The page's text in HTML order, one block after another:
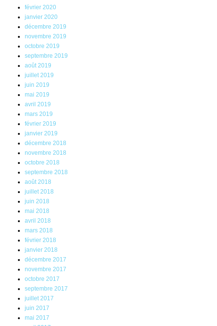
février 2020
janvier 2020
décembre 2019
novembre 2019
octobre 2019
septembre 2019
août 2019
juillet 2019
juin 2019
mai 2019
avril 2019
mars 2019
février 2019
janvier 2019
décembre 2018
novembre 2018
octobre 2018
septembre 2018
août 2018
juillet 2018
juin 2018
mai 2018
avril 2018
mars 2018
février 2018
janvier 2018
décembre 2017
novembre 2017
octobre 2017
septembre 2017
juillet 2017
juin 2017
mai 2017